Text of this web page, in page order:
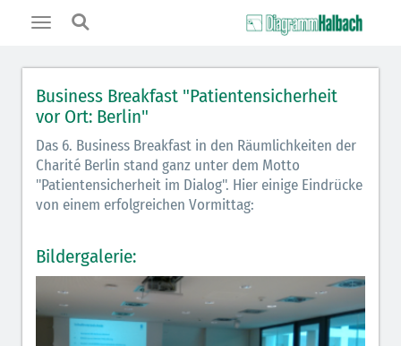
Toggle
Business Breakfast "Patientensicherheit
vor Ort: Berlin"
Das 6. Business Breakfast in den Räumlichkeiten der
Charité Berlin stand ganz unter dem Motto
"Patientensicherheit im Dialog". Hier einige Eindrücke
von einem erfolgreichen Vormittag:
Bildergalerie: